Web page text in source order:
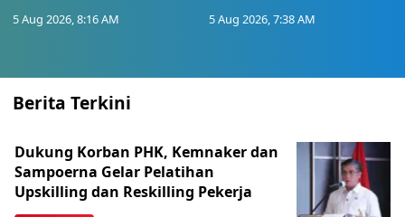
5 Aug 2026, 8:16 AM 5 Aug 2026, 7:38 AM
Berita Terkini
Dukung Korban PHK, Kemnaker dan
Sampoerna Gelar Pelatihan
Upskilling dan Reskilling Pekerja